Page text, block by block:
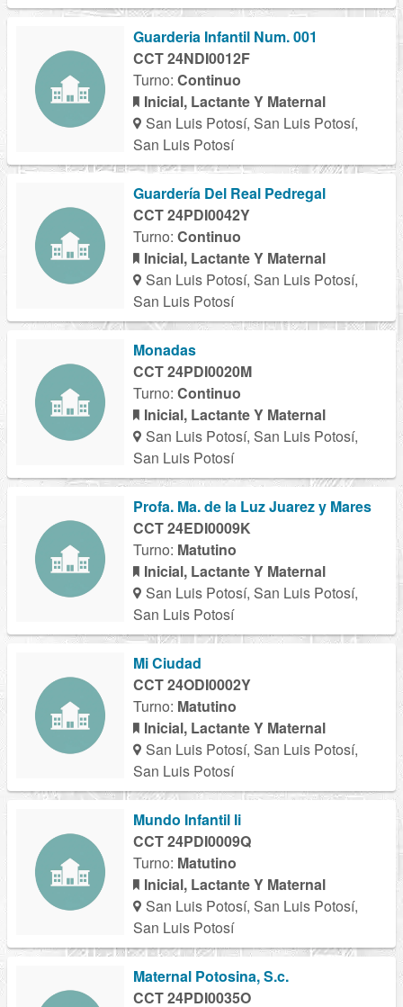
Guarderia Infantil Num. 001
CCT 24NDI0012F
Turno: Continuo
Inicial, Lactante Y Maternal
San Luis Potosí, San Luis Potosí,
San Luis Potosí
Guardería Del Real Pedregal
CCT 24PDI0042Y
Turno: Continuo
Inicial, Lactante Y Maternal
San Luis Potosí, San Luis Potosí,
San Luis Potosí
Monadas
CCT 24PDI0020M
Turno: Continuo
Inicial, Lactante Y Maternal
San Luis Potosí, San Luis Potosí,
San Luis Potosí
Profa. Ma. de la Luz Juarez y Mares
CCT 24EDI0009K
Turno: Matutino
Inicial, Lactante Y Maternal
San Luis Potosí, San Luis Potosí,
San Luis Potosí
Mi Ciudad
CCT 24ODI0002Y
Turno: Matutino
Inicial, Lactante Y Maternal
San Luis Potosí, San Luis Potosí,
San Luis Potosí
Mundo Infantil Ii
CCT 24PDI0009Q
Turno: Matutino
Inicial, Lactante Y Maternal
San Luis Potosí, San Luis Potosí,
San Luis Potosí
Maternal Potosina, S.c.
CCT 24PDI0035O